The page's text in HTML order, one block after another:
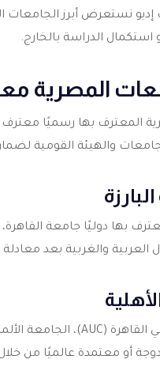
إديو نستعرض أبرز
الدراسة بالخارج.
المصرية
المعترف بها رسميًا
والهيئة القومية
بها دوليًا جامعة
العربية والغربية بعد